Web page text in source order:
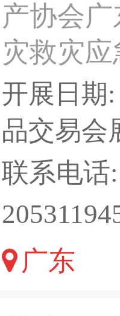
产协会
灾救灾
公司展
安全领
大、连续
应急安
全国“安
——查找
开展日期
品交易会
联系电话
广东